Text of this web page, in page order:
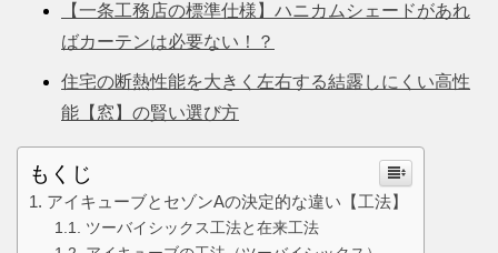
【一条工務店の標準仕様】ハニカムシェードがあれ
ばカーテンは必要ない！？
住宅の断熱性能を大きく左右する結露しにくい高性
能【窓】の賢い選び方
もくじ
アイキューブとセゾンAの決定的な違い【工法】
ツーバイシックス工法と在来工法